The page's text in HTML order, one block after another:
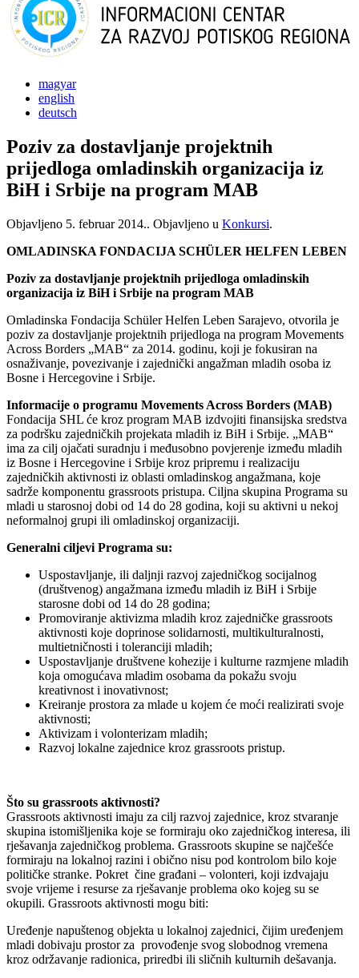
magyar
english
deutsch
Poziv za dostavljanje projektnih
prijedloga omladinskih organizacija iz
BiH i Srbije na program MAB
Objavljeno 5. februar 2014.. Objavljeno u Konkursi.
OMLADINSKA FONDACIJA SCHÜLER HELFEN LEBEN
Poziv za dostavljanje projektnih prijedloga omladinskih
organizacija iz BiH i Srbije na program MAB
Omladinska Fondacija Schüler Helfen Leben Sarajevo, otvorila je
poziv za dostavljanje projektnih prijedloga na program Movements
Across Borders „MAB“ za 2014. godinu, koji je fokusiran na
osnaživanje, povezivanje i zajednički angažman mladih osoba iz
Bosne i Hercegovine i Srbije.
Informacije o programu Movements Across Borders (MAB)
Fondacija SHL će kroz program MAB izdvojiti finansijska sredstva
za podršku zajedničkih projekata mladih iz BiH i Srbije. „MAB“
ima za cilj ojačati suradnju i međusobno povjerenje između mladih
iz Bosne i Hercegovine i Srbije kroz pripremu i realizaciju
zajedničkih aktivnosti iz oblasti omladinskog angažmana, koje
sadrže komponentu grassroots pristupa. Ciljna skupina Programa su
mladi u starosnoj dobi od 14 do 28 godina, koji su aktivni u nekoj
neformalnoj grupi ili omladinskoj organizaciji.
Generalni ciljevi Programa su:
Uspostavljanje, ili daljnji razvoj zajedničkog socijalnog
(društvenog) angažmana između mladih iz BiH i Srbije
starosne dobi od 14 do 28 godina;
Promoviranje aktivizma mladih kroz zajedničke grassroots
aktivnosti koje doprinose solidarnosti, multikulturalnosti,
multietničnosti i toleranciji mladih;
Uspostavljanje društvene kohezije i kulturne razmjene mladih
koja omogućava mladim osobama da pokažu svoju
kreativnost i inovativnost;
Kreiranje prostora za mlade u kojem će moći realizirati svoje
aktivnosti;
Aktivizam i volonterizam mladih;
Razvoj lokalne zajednice kroz grassroots pristup.
Što su grassroots aktivnosti?
Grassroots aktivnosti imaju za cilj razvoj zajednice, kroz stvaranje
skupina istomišljenika koje se formiraju oko zajedničkog interesa, ili
rješavanja zajedničkog problema. Grassroots skupine se najčešće
formiraju na lokalnoj razini i obično nisu pod kontrolom bilo koje
političke stranke. Pokret čine građani – volonteri, koji izdvajaju
svoje vrijeme i resurse za rješavanje problema oko kojeg su se
okupili. Grassroots aktivnosti mogu biti:
Uređenje napuštenog objekta u lokalnoj zajednici, čijim uređenjem
mladi dobivaju prostor za provođenje svog slobodnog vremena
kroz održavanje radionica, priredbi ili sličnih kulturnih dešavanja.